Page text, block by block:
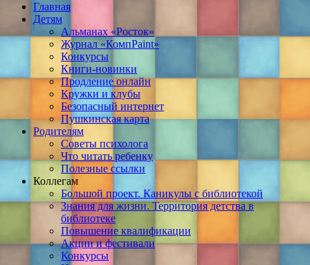
Главная
Детям
Альманах «Росток»
Журнал «КомпPaint»
Конкурсы
Книги-новинки
Продление онлайн
Кружки и клубы
Безопасный интернет
Пушкинская карта
Родителям
Советы психолога
Что читать ребенку
Полезные ссылки
Коллегам
Большой проект. Каникулы с библиотекой
Знания для жизни. Территория детства в
библиотеке
Повышение квалификации
Акции и фестивали
Конкурсы